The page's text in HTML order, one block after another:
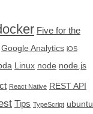
Five for the
Google Analytics iOS
Linux node node.js
React Native REST API
Tips TypeScript ubuntu